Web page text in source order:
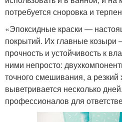
потребуется сноровка и
«Эпоксидные краски —
покрытий. Их главные
прочность и устойчивость к
ними непросто:
точного смешивания, а резкий
выветривается несколько
профессионалов для